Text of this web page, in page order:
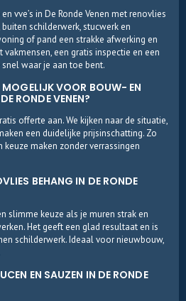
vve’s in De Ronde Venen met renovlies
schilderwerk, stucwerk en
of pand een strakke afwerking en
een gratis inspectie en een
waar je aan toe bent.
MOGELIJK VOOR BOUW- EN
RONDE VENEN?
offerte aan. We kijken naar de situatie,
een duidelijke prijsinschatting. Zo
maken zonder verrassingen
BEHANG IN DE RONDE
slimme keuze als je muren strak en
Het geeft een glad resultaat en is
schilderwerk. Ideaal voor nieuwbouw,
EN SAUZEN IN DE RONDE